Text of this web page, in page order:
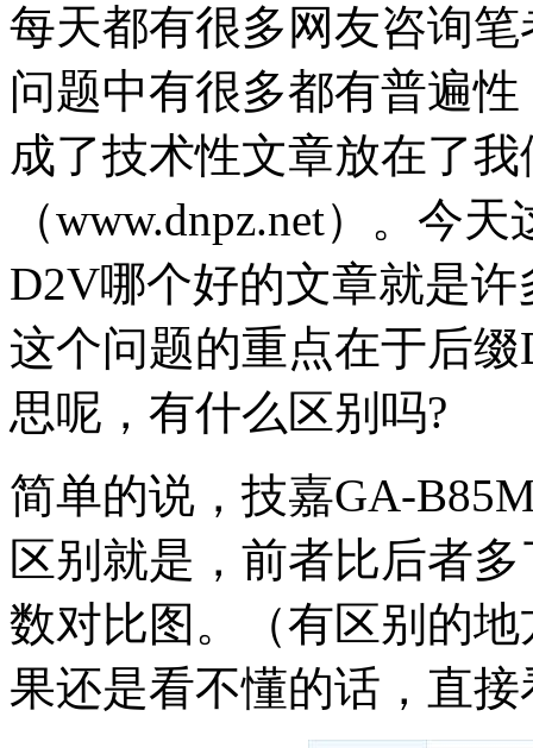
每天都有很多网友咨询
问题中有很多都有普遍
成了技术性文章放在了
（www.dnpz.net）。今
D2V哪个好的文章就是
这个问题的重点在于后
思呢，有什么区别吗?
简单的说，技嘉GA-
区别就是，前者比后者
数对比图。（有区别的
果还是看不懂的话，直